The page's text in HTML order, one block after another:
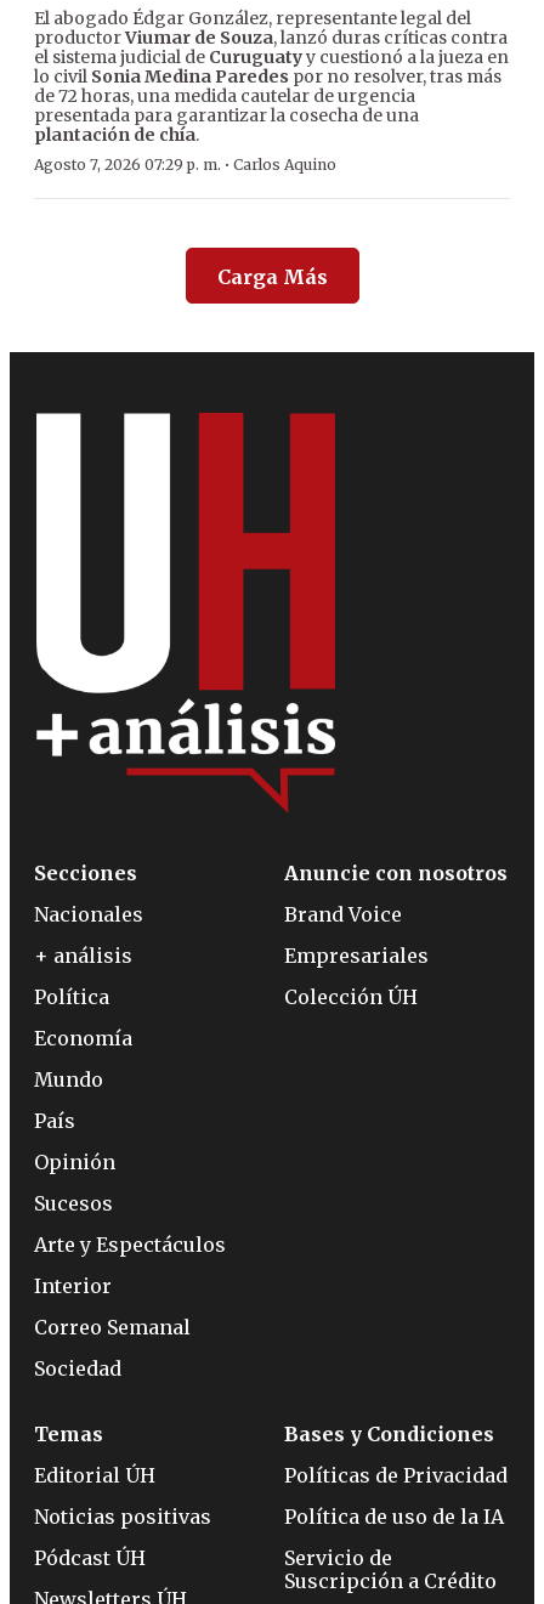
El abogado Édgar González, representante legal del
productorViumar de Souza, lanzó duras críticas contra
el sistema judicial de Curuguatyy cuestionó a la jueza en
lo civil Sonia Medina Paredes por no resolver, tras más
de 72 horas, una medida cautelar de urgencia
presentada para garantizar la cosecha de una
plantación de chía.
Agosto 7, 2026 07:29 p. m. · Carlos Aquino
Carga Más
Secciones
Nacionales
+ análisis
Política
Economía
Mundo
País
Opinión
Sucesos
Arte y Espectáculos
Interior
Correo Semanal
Sociedad
Anuncie con nosotros
Brand Voice
Empresariales
Colección ÚH
Temas
Editorial ÚH
Noticias positivas
Pódcast ÚH
Newsletters ÚH
Bases y Condiciones
Políticas de Privacidad
Política de uso de la IA
Servicio de
Suscripción a Crédito